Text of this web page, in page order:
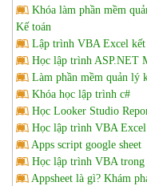
Khóa làm phần mềm
Kế toán
Lập trình VBA Excel
Học lập trình ASP.NET
Làm phần mềm quản lý
Khóa học lập trình c#
Học Looker Studio
Học lập trình VBA Excel
Apps script google sheet
Học lập trình VBA trong
Appsheet là gì? Khám